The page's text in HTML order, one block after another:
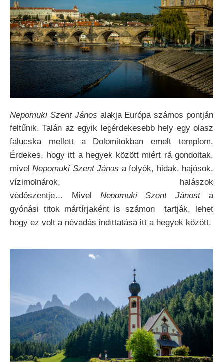
Nepomuki Szent János alakja Európa számos pontján
feltűnik. Talán az egyik legérdekesebb hely egy olasz
falucska mellett a Dolomitokban emelt templom.
Érdekes, hogy itt a hegyek között miért rá gondoltak,
mivelNepomuki Szent János a folyók, hidak, hajósok,
vízimolnárok, halászok
védőszentje… Mivel Nepomuki Szent Jánosta
gyónási titok mártírjaként is számon tartják, lehet
hogy ez volt a névadás indíttatása itt a hegyek között.